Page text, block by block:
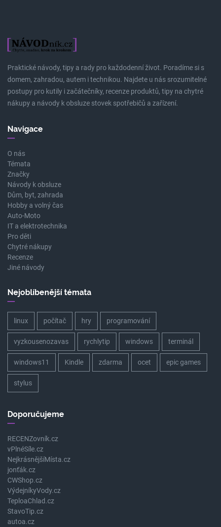
Praktické návody, tipy a rady pro každodenní život. Poradíme si s
domem, zahradou, autem i technikou. Najdete u nás srozumitelné
postupy pro kutily i začátečníky, recenze produktů, tipy na chytré
nákupy a návody k obsluze stovek spotřebičů a zařízení.
Navigace
O nás
Témata
Značky
Návody k obsluze
Dům, byt, zahrada
Hobby a volný čas
Auto-Moto
IT a elektrotechnika
Pro děti
Chytré nákupy
Recenze
Jiné návody
Nejoblíbenější témata
linux počítač hry programování
vyzkousenozavas rychlytip windows terminál
windows11 Kindle zdarma ocet epic games
stylus
Doporučujeme
RECENZovník.cz
vPlnéSíle.cz
NejkrásnějšíMísta.cz
jonťák.cz
CWShop.cz
VýdejníkyVody.cz
TeploaChlad.cz
StavoTip.cz
autoa.cz